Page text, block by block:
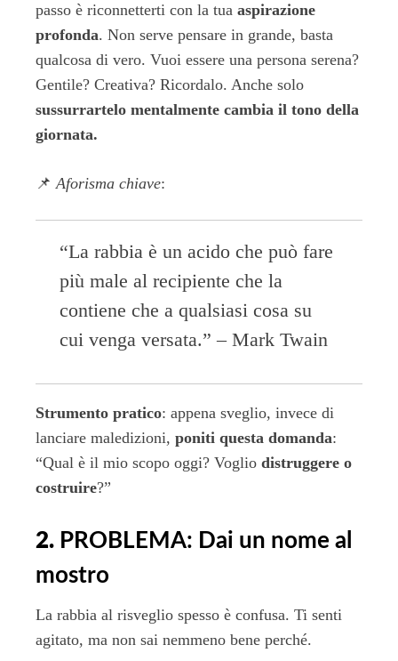
passo è riconnetterti con la tua aspirazione
profonda. Non serve pensare in grande, basta
qualcosa di vero. Vuoi essere una persona serena?
Gentile? Creativa? Ricordalo. Anche solo
sussurrartelo mentalmente cambia il tono della
giornata.
📌Aforisma chiave:
“La rabbia è un acido che può fare
più male al recipiente che la
contiene che a qualsiasi cosa su
cui venga versata.” – Mark Twain
Strumento pratico: appena sveglio, invece di
lanciare maledizioni, poniti questa domanda:
“Qual è il mio scopo oggi? Voglio distruggere o
costruire?”
2. PROBLEMA: Dai un nome al
mostro
La rabbia al risveglio spesso è confusa. Ti senti
agitato, ma non sai nemmeno bene perché.